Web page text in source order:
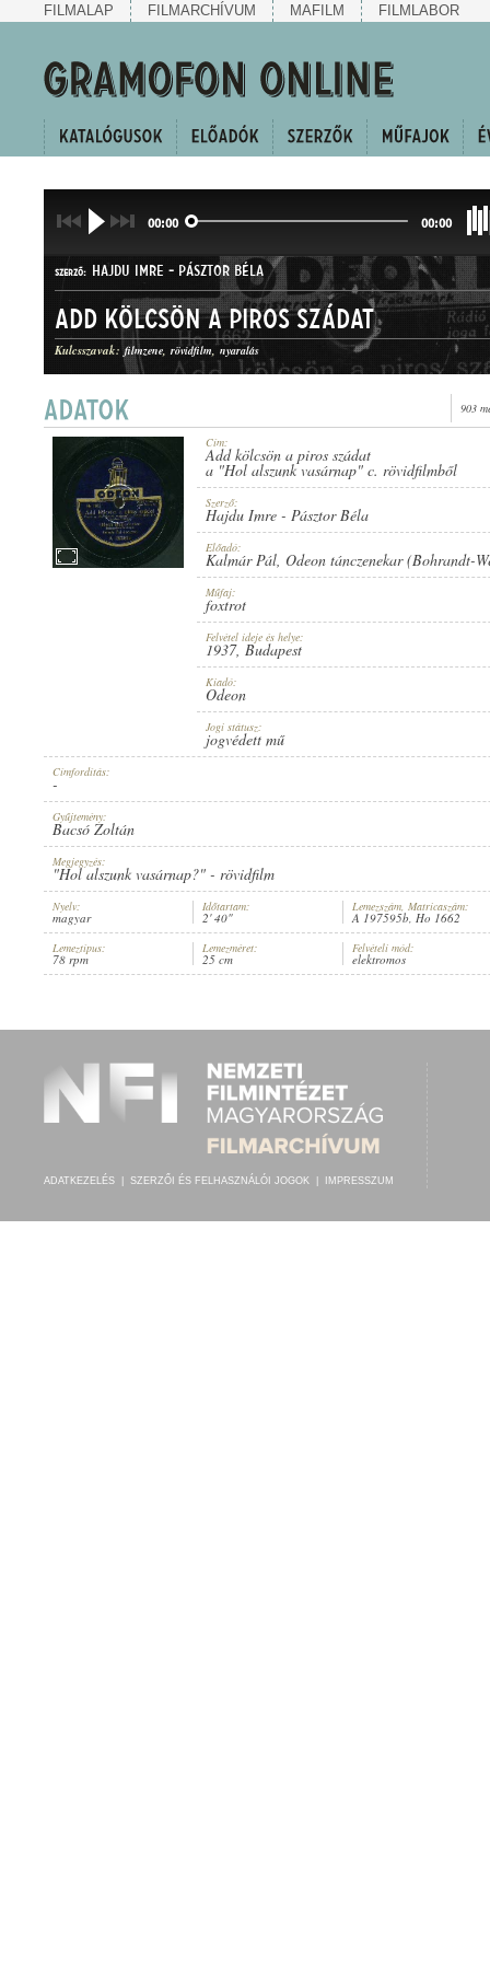
FILMALAP FILMARCHÍVUM MAFILM FILMLABOR
00:00 00:00
ELŐADÓ: KALMÁR PÁL, ODEON TÁNCZENEKAR (BOHRANDT-WEIDINGER)
SZERZŐ: HAJDU IMRE - PÁSZTOR BÉLA
MŰFAJ: FOXTROT
ODEON
LEMEZSZÁM:
Add kölcsön a piros szádat
Kulcsszavak: filmzene rövidfilm nyaralás
903
Cím:
Add kölcsön a piros szádat
a "Hol alszunk vasárnap" c. rövidfilmből
Szerző:
Hajdu Imre - Pásztor Béla
Előadó:
Kalmár Pál, Odeon tánczenekar (Bohrandt-
Műfaj:
foxtrot
Felvétel ideje és helye:
1937, Budapest
Kiadó:
Odeon
Jogi státusz:
jogvédett mű
Címfordítás:
-
Gyűjtemény:
Bacsó Zoltán
Megjegyzés:
"Hol alszunk vasárnap?" - rövidfilm
Nyelv:
magyar
Időtartam:
2' 40"
Lemezszám, Matricaszám:
A 197595b, Ho 1662
Lemeztípus:
78 rpm
Lemezméret:
25 cm
Felvételi mód:
elektromos
ADATKEZELÉS SZERZŐI ÉS FELHASZNÁLÓI JOGOK IMPRESSZUM